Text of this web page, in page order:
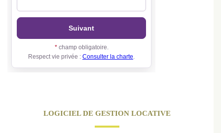
LOGICIEL DE GESTION LOCATIVE